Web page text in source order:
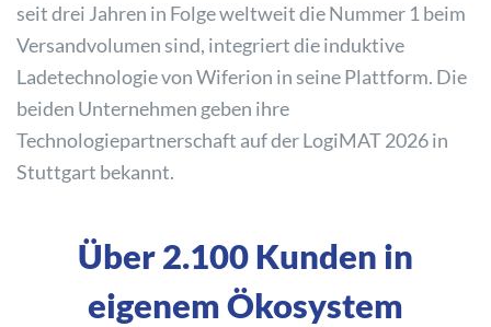
seit drei Jahren in Folge weltweit die Nummer 1 beim
Versandvolumen sind, integriert die induktive
Ladetechnologie von Wiferion in seine Plattform. Die
beiden Unternehmen geben ihre
Technologiepartnerschaft auf der LogiMAT 2026 in
Stuttgart bekannt.
Über 2.100 Kunden in
eigenem Ökosystem